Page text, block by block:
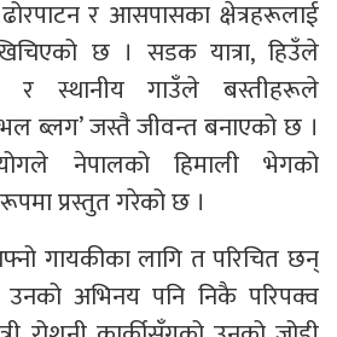
र आसपासका क्षेत्रहरूलाई
छ । सडक यात्रा, हिउँले
र स्थानीय गाउँले बस्तीहरूले
ब्लग’ जस्तै जीवन्त बनाएको छ ।
नेपालको हिमाली भेगको
प्रस्तुत गरेको छ ।
गायकीका लागि त परिचित छन्
उनको अभिनय पनि निकै परिपक्व